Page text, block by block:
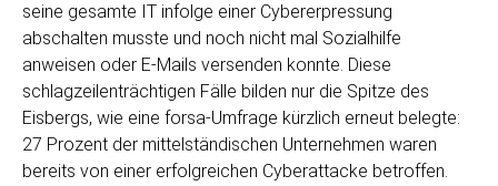
seine gesamte IT infolge einer Cybererpressung
abschalten musste und noch nicht mal Sozialhilfe
anweisen oder E-Mails versenden konnte. Diese
schlagzeilenträchtigen Fälle bilden nur die Spitze des
Eisbergs, wie eine forsa-Umfrage kürzlich erneut belegte:
27 Prozent der mittelständischen Unternehmen waren
bereits von einer erfolgreichen Cyberattacke betroffen.